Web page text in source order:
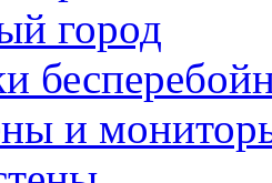
город
и